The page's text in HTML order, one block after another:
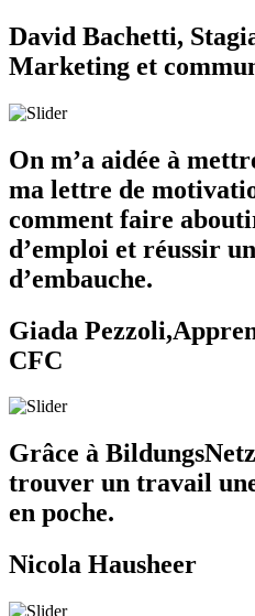
David Bachetti,
Marketing et
On m’a aidée à
ma lettre de
comment faire
d’emploi et réussir
d’embauche.
Giada
CFC
Grâce à
trouver un travail
en poche.
Nicola Hausheer